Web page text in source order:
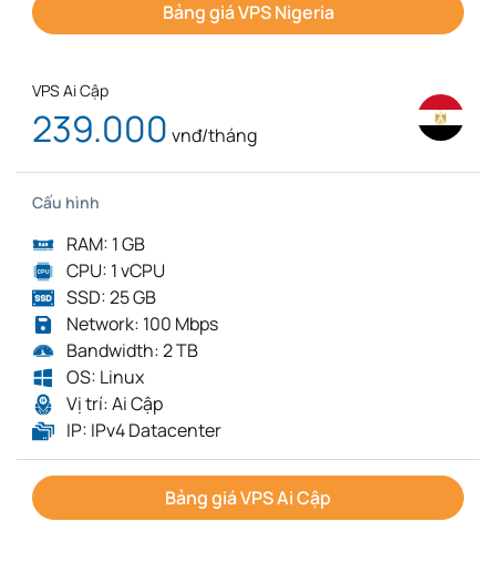
Bảng giá VPS Nigeria
VPS Ai Cập
239.000 vnđ/tháng
Cấu hình
RAM: 1 GB
CPU: 1 vCPU
SSD: 25 GB
Network: 100 Mbps
Bandwidth: 2 TB
OS: Linux
Vị trí: Ai Cập
IP: IPv4 Datacenter
Bảng giá VPS Ai Cập